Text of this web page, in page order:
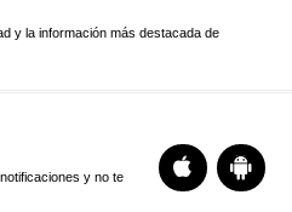
y la información más destacada de
y no te